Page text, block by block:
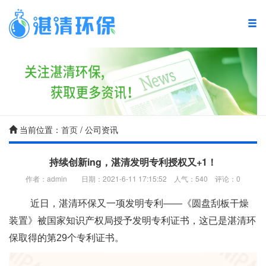
湛清首页
复合碳源
废水处理产品
废水处理案例
废水处理技术
新闻中心
当前位置： 首页 / 公司资讯
持续创新ing，湛清发明专利授权又+1！
作者：admin 日期：2021-6-11 17:15:52 人气： 540 评论： 0
近日，湛清环保又一项发明专利——《圆盘刮板干燥
装置》被国家知识产权局授予发明专利证书，这已是湛清环
保取得的第29个专利证书。